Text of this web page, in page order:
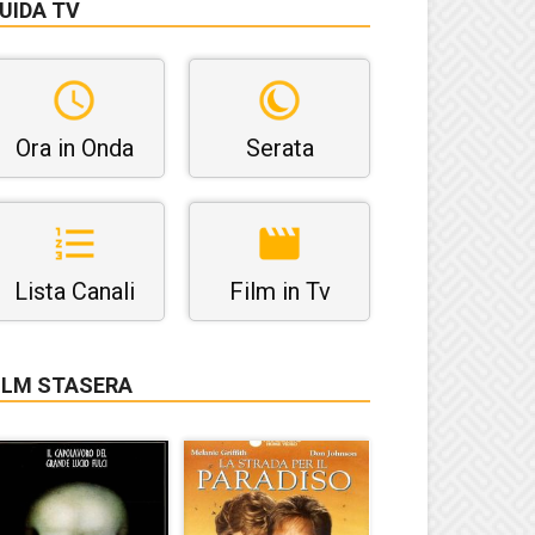
TV
Ora in Onda Serata
Lista Canali Film in Tv
STASERA